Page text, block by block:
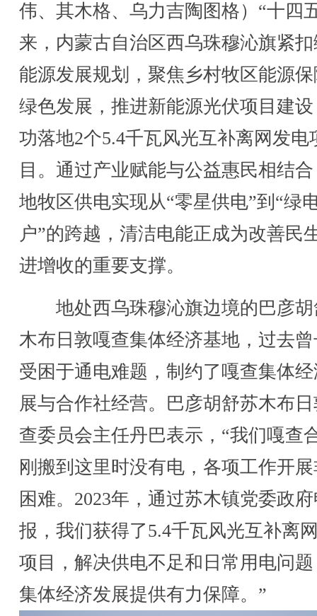
伟、其木格、乌力吉陶图格）“十四
来，内蒙古自治区西乌珠穆沁旗紧
能源发展规划，聚焦乡村牧区能源
绿色发展，推进新能源光伏项目建
功落地2个5.4千瓦风光互补离网发电
目。通过产业赋能与公益惠民相结
地牧区供电实现从“零星供电”到“绿
户”的跨越，清洁电能正成为改善民
进增收的重要支撑。
地处西乌珠穆沁旗边境的巴彦胡
木布日敦嘎查集体经济基地，过去
受困于通电难题，制约了嘎查集体
展与合作社经营。巴彦胡舒苏木布
查委员会主任丹巴表示，“我们嘎查
刚搬到这里时没有电，各项工作开
困难。2023年，通过苏木镇党委政
报，我们获得了5.4千瓦风光互补离
项目，解决供电不足和日常用电问
集体经济发展提供有力保障。”